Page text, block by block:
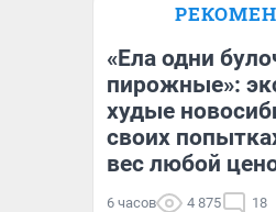
Стас Соколов
«Ела одни
пирожные»:
худые
своих
вес любой
6 часов 4 875 18